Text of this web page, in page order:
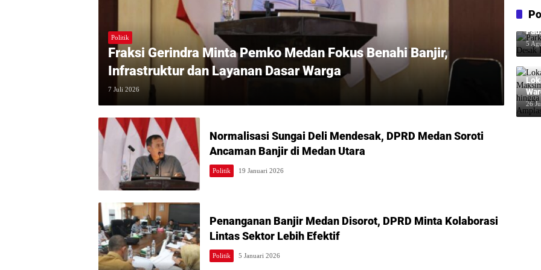
Politik
Fraksi Gerindra Minta Pemko Medan Fokus Benahi Banjir,
Infrastruktur dan Layanan Dasar Warga
7 Juli 2026
Normalisasi Sungai Deli Mendesak, DPRD Medan Soroti
Ancaman Banjir di Medan Utara
Politik 19 Januari 2026
Penanganan Banjir Medan Disorot, DPRD Minta Kolaborasi
Lintas Sektor Lebih Efektif
Politik 5 Januari 2026
5
26